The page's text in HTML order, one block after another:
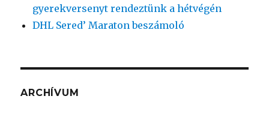
gyerekversenyt rendeztünk a hétvégén
DHL Sered’ Maraton beszámoló
ARCHÍVUM